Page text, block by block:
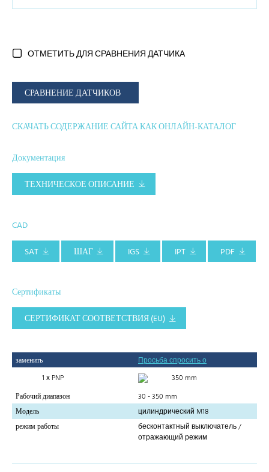
ОТМЕТИТЬ ДЛЯ СРАВНЕНИЯ ДАТЧИКА
СРАВНЕНИЕ ДАТЧИКОВ
СКАЧАТЬ СОДЕРЖАНИЕ САЙТА КАК ОНЛАЙН-КАТАЛОГ
Документация
ТЕХНИЧЕСКОЕ ОПИСАНИЕ
CAD
SAT
ШАГ IGS IPT PDF
Сертификаты
СЕРТИФИКАТ СООТВЕТСТВИЯ (EU)
заменить
Просьба спросить о
1 х PNP
350 mm
Рабочий диапазон
30 - 350 mm
Модель
цилиндрический M18
режим работы
бесконтактный выключатель /
отражающий режим